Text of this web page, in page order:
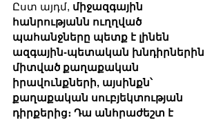
Ըստ այդմ, միջազգային
հանրությանն ուղղված
պահանջները պետք է լինեն
ազգային-պետական խնդիրներին
միտված քաղաքական
իրավունքների, այսինքն՝
քաղաքական սուբյեկտության
դիրքերից։ Դա անհրաժեշտ է